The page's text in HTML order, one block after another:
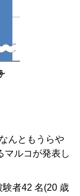
んともうらや
マルコが発表し
験者42 名(20 歳